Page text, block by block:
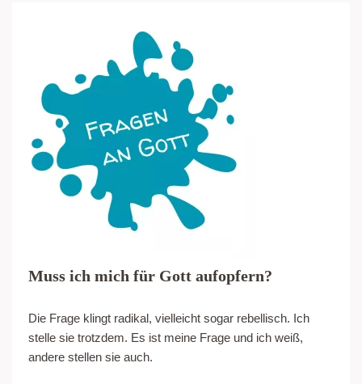
Muss ich mich für Gott aufopfern?
Die Frage klingt radikal, vielleicht sogar rebellisch. Ich
stelle sie trotzdem. Es ist meine Frage und ich weiß,
andere stellen sie auch.